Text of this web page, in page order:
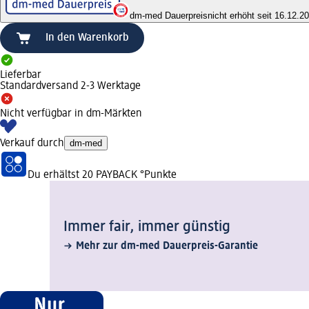
dm-med Dauerpreisnicht erhöht seit
In den Warenkorb
Lieferbar
Standardversand 2-3 Werktage
Nicht verfügbar in dm-Märkten
Verkauf durch dm-med
Du erhältst 20 PAYBACK °Punkte
Immer fair,­ immer günstig
Mehr zur dm-med Dauerpreis-Garantie